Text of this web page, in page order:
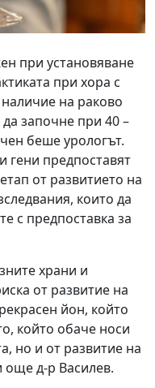
при установяване
при хора с
на раково
започне при 40 –
беше урологът.
гени предпоставят
от развитието на
които да
с предпоставка за
храни и
от развитие на
йон, който
който обаче носи
но и от развитие на
още д-р Василев.